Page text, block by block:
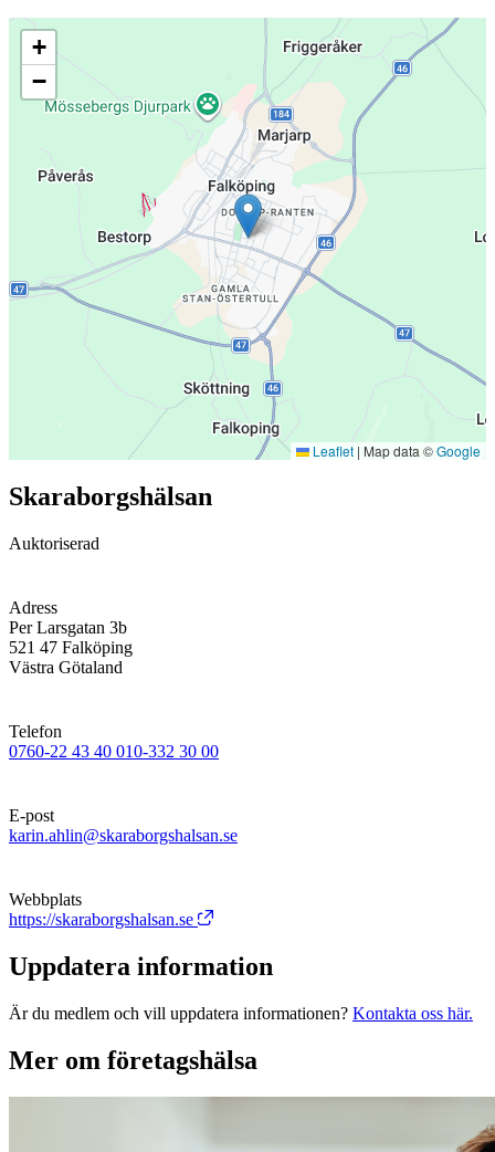
+
−
Leaflet | Map data ©Google
Skaraborgshälsan
Auktoriserad
Adress
Per Larsgatan 3b
521 47 Falköping
Västra Götaland
Telefon
0760-22 43 40 010-332 30 00
E-post
karin.ahlin@skaraborgshalsan.se
Webbplats
https://skaraborgshalsan.se
Uppdatera information
Är du medlem och vill uppdatera informationen? Kontakta oss här.
Mer om företagshälsa